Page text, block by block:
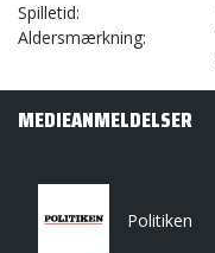
Spilletid
Aldersmærkning
MEDIEANMELDELSER
Politiken